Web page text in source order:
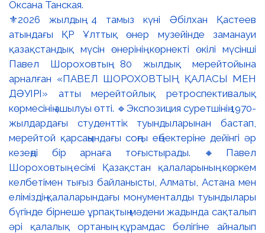
⚜️2026 жылдың 4 тамыз күні Әбілхан Қастеев
атындағы ҚР Ұлттық өнер музейінде заманауи
қазақстандық мүсін өнерінің көрнекті өкілі мүсінші
Павел Шороховтың 80 жылдық мерейтойына
арналған «ПАВЕЛ ШОРОХОВТЫҢ ҚАЛАСЫ МЕН
ДӘУІРІ» атты мерейтойлық ретроспективалық
көрмесінің ашылуы өтті. 🔹Экспозиция суретшінің 1970-
жылдардағы студенттік туындыларынан бастап,
мерейтой қарсаңындағы соңғы еңбектеріне дейінгі әр
кезеңді бір арнаға тоғыстырады. 🔸Павел
Шороховтың есімі Қазақстан қалаларының көркем
келбетімен тығыз байланысты, Алматы, Астана мен
еліміздің қалаларындағы монументалды туындылары
бүгінде бірнеше ұрпақтың мәдени жадында сақталып
әрі қалалық ортаның құрамдас бөлігіне айналып